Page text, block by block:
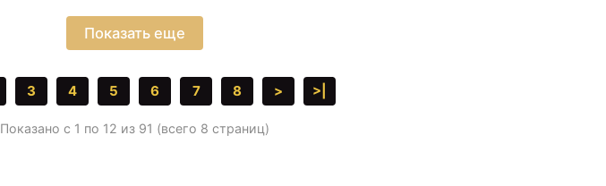
Показать еще
3 4 5 6 7 8 > >|
Показано с 1 по 12 из 91 (всего 8 страниц)